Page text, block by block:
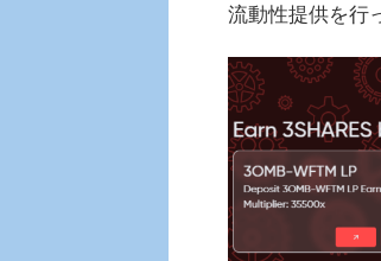
流動性提供を行